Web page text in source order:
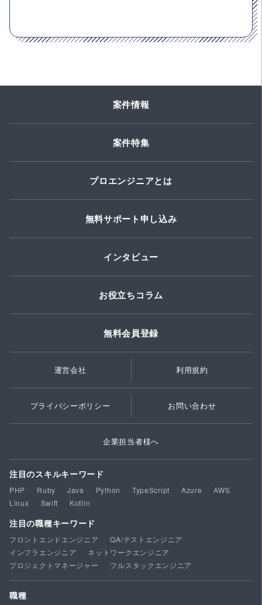
案件情報
案件特集
プロエンジニアとは
無料サポート申し込み
インタビュー
お役立ちコラム
無料会員登録
運営会社 利用規約
プライバシーポリシー お問い合わせ
企業担当者様へ
注目のスキルキーワード
PHP Ruby Java Python TypeScript Azure
AWS
Linux
Swift Kotlin
注目の職種キーワード
フロントエンドエンジニア
QA/テストエンジニア
インフラエンジニア
ネットワークエンジニア
プロジェクトマネージャー
フルスタックエンジニア
職種